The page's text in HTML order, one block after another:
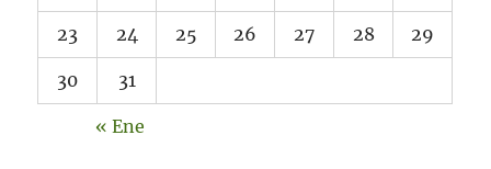
23 24 25 26 27 28 29
30 31
« Ene